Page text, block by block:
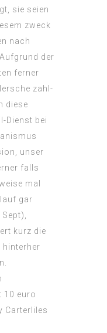
sie seien
zweck
nach
der
ferner
zahl-
diese
Dienst bei
unser
falls
mal
gar
kurz die
hinterher